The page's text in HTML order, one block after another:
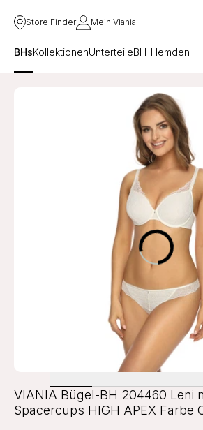
Store Finder Mein Viania
BHsKollektionenUnterteileBH-Hemden
VIANIA Bügel-BH 204460 Leni
Spacercups HIGH APEX Farbe